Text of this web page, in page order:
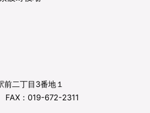
二丁目3番地１
FAX：019-672-2311